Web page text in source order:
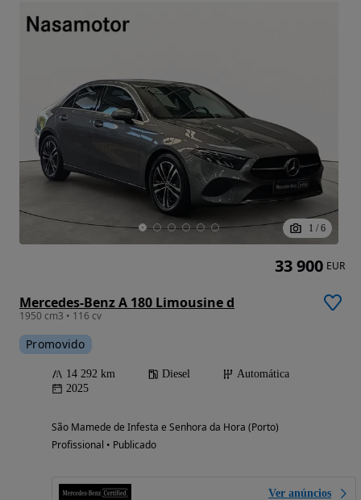
1 / 6
Mercedes-Benz A 180 Limousine d
1950 cm3 • 116 cv
Promovido
14 292 km Diesel
Automática
2025
São Mamede de Infesta e Senhora da Hora (Porto)
Profissional • Publicado
Ver anúncios
33 900 EUR